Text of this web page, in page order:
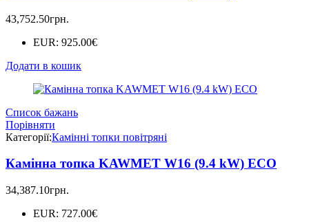
43,752.50грн.
EUR: 925.00€
Додати в кошик
Список бажань
Порівняти
Категорії:Камінні топки повітряні
Камінна топка KAWMET W16 (9.4 kW) EСO
34,387.10грн.
EUR: 727.00€